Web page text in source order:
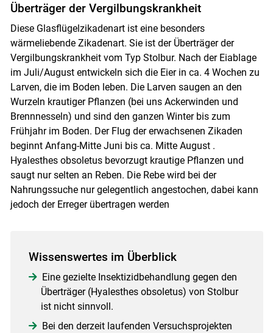
Überträger der Vergilbungskrankheit
Diese Glasflügelzikadenart ist eine besonders
wärmeliebende Zikadenart. Sie ist der Überträger der
Vergilbungskrankheit vom Typ Stolbur. Nach der Eiablage
im Juli/August entwickeln sich die Eier in ca. 4 Wochen zu
Larven, die im Boden leben. Die Larven saugen an den
Wurzeln krautiger Pflanzen (bei uns Ackerwinden und
Brennnesseln) und sind den ganzen Winter bis zum
Frühjahr im Boden. Der Flug der erwachsenen Zikaden
beginnt Anfang-Mitte Juni bis ca. Mitte August .
Hyalesthes obsoletus bevorzugt krautige Pflanzen und
saugt nur selten an Reben. Die Rebe wird bei der
Nahrungssuche nur gelegentlich angestochen, dabei kann
jedoch der Erreger übertragen werden
Wissenswertes im Überblick
Eine gezielte Insektizidbehandlung gegen den
Überträger (Hyalesthes obsoletus) von Stolbur
ist nicht sinnvoll.
Bei den derzeit laufenden Versuchsprojekten